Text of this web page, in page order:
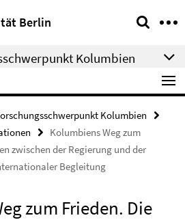
Berlin
Kolumbien
Kolumbien
Kolumbiens Weg zum
zwischen der Regierung und der
Begleitung
zum Frieden. Die